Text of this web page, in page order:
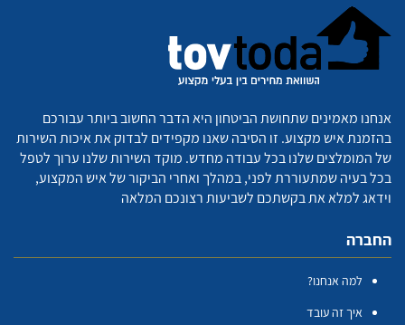
אנחנו מאמינים שתחושת הביטחון היא הדבר החשוב ביותר עבורכם
בהזמנת איש מקצוע. זו הסיבה שאנו מקפידים לבדוק את איכות השירות
של המומלצים שלנו בכל עבודה מחדש. מוקד השירות שלנו ערוך לטפל
בכל בעיה שמתעוררת לפני, במהלך ואחרי הביקור של איש המקצוע,
וידאג למלא את בקשתכם לשביעות רצונכם המלאה
החברה
למה אנחנו?
איך זה עובד